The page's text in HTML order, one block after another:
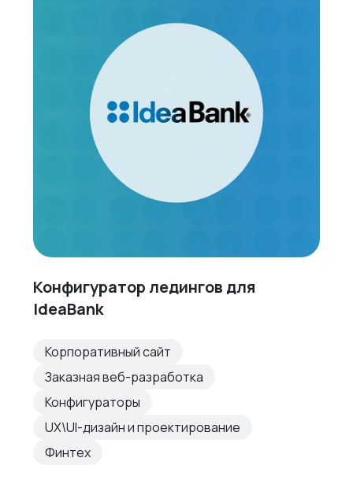
Конфигуратор ледингов для
IdeaBank
Корпоративный сайт
Заказная веб-разработка
Конфигураторы
UX\UI-дизайн и проектирование
Финтех